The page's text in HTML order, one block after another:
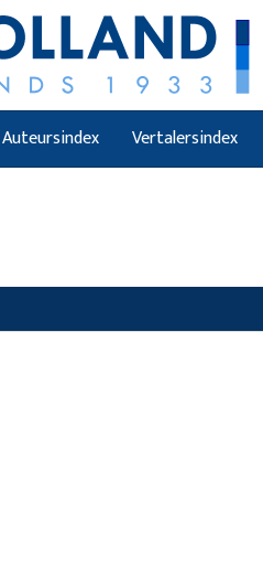
Auteursindex Vertalersindex